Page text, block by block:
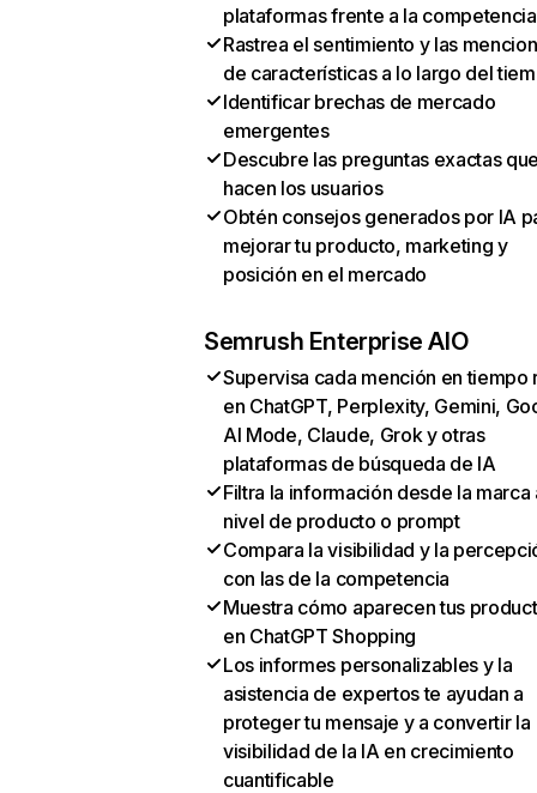
plataformas frente a la competencia
Rastrea el sentimiento y las
de características a lo largo del
Identificar brechas de mercado
emergentes
Descubre las preguntas exactas
hacen los usuarios
Obtén consejos generados por IA
mejorar tu producto, marketing y
posición en el mercado
Semrush Enterprise AIO
Supervisa cada mención en tiempo
en ChatGPT, Perplexity, Gemini,
AI Mode, Claude, Grok y otras
plataformas de búsqueda de IA
Filtra la información desde la marca
nivel de producto o prompt
Compara la visibilidad y la
con las de la competencia
Muestra cómo aparecen tus
en ChatGPT Shopping
Los informes personalizables y la
asistencia de expertos te ayudan a
proteger tu mensaje y a convertir la
visibilidad de la IA en crecimiento
cuantificable